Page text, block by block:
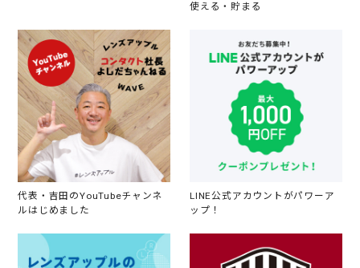
使える・貯まる
代表・吉田のYouTubeチャンネ
ルはじめました
LINE公式アカウントがパワーア
ップ！